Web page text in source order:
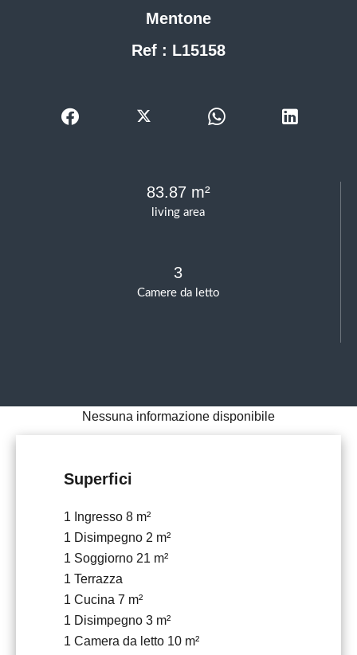
living area
83.87 m²
Camere da letto
3
Mentone
Ref : L15158
Nessuna informazione disponibile
Superfici
1 Ingresso 8 m²
1 Disimpegno 2 m²
1 Soggiorno 21 m²
1 Terrazza
1 Cucina 7 m²
1 Disimpegno 3 m²
1 Camera da letto 10 m²